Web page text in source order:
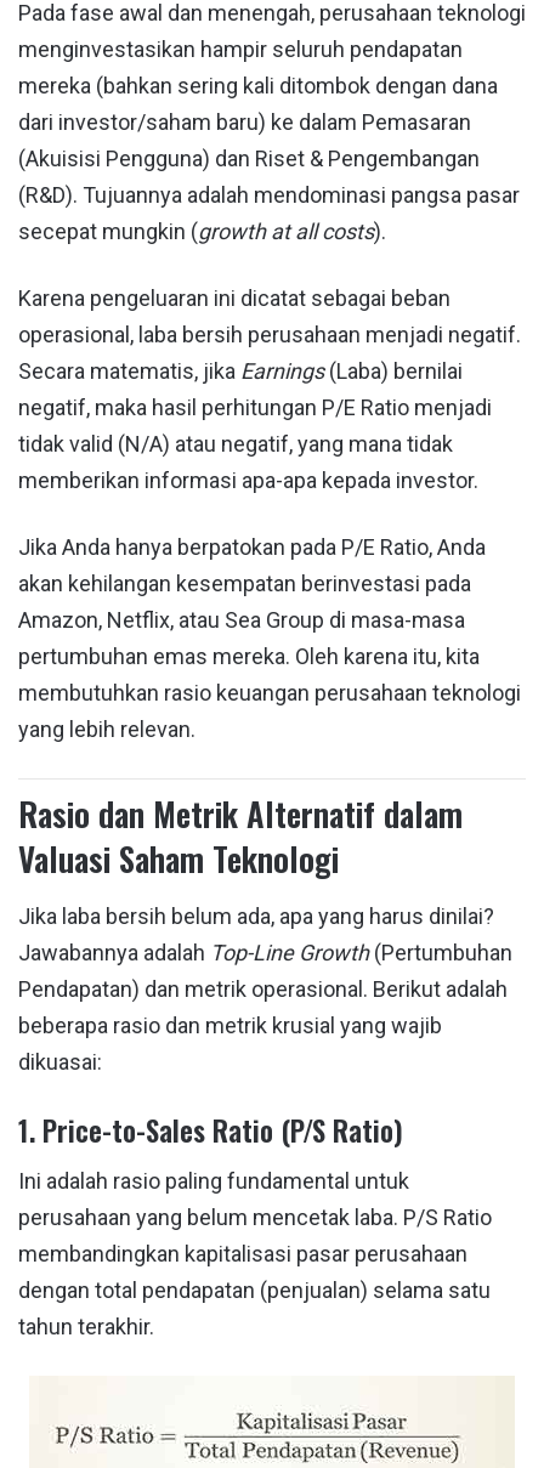
Pada fase awal dan menengah, perusahaan teknologi
menginvestasikan hampir seluruh pendapatan
mereka (bahkan sering kali ditombok dengan dana
dari investor/saham baru) ke dalam Pemasaran
(Akuisisi Pengguna) dan Riset & Pengembangan
(R&D). Tujuannya adalah mendominasi pangsa pasar
secepat mungkin (growth at all costs).
Karena pengeluaran ini dicatat sebagai beban
operasional, laba bersih perusahaan menjadi negatif.
Secara matematis, jika Earnings(Laba) bernilai
negatif, maka hasil perhitungan P/E Ratio menjadi
tidak valid (N/A) atau negatif, yang mana tidak
memberikan informasi apa-apa kepada investor.
Jika Anda hanya berpatokan pada P/E Ratio, Anda
akan kehilangan kesempatan berinvestasi pada
Amazon, Netflix, atau Sea Group di masa-masa
pertumbuhan emas mereka. Oleh karena itu, kita
membutuhkan rasio keuangan perusahaan teknologi
yang lebih relevan.
Rasio dan Metrik Alternatif dalam
Valuasi Saham Teknologi
Jika laba bersih belum ada, apa yang harus dinilai?
Jawabannya adalah Top-Line Growth(Pertumbuhan
Pendapatan) dan metrik operasional. Berikut adalah
beberapa rasio dan metrik krusial yang wajib
dikuasai:
1. Price-to-Sales Ratio (P/S Ratio)
Ini adalah rasio paling fundamental untuk
perusahaan yang belum mencetak laba. P/S Ratio
membandingkan kapitalisasi pasar perusahaan
dengan total pendapatan (penjualan) selama satu
tahun terakhir.